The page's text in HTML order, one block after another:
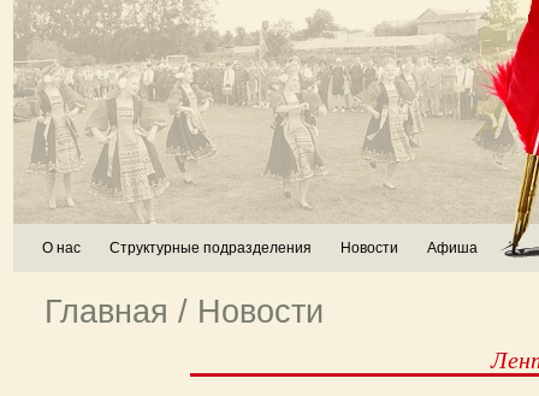
О нас Структурные подразделения Новости Афиша
Главная / Новости